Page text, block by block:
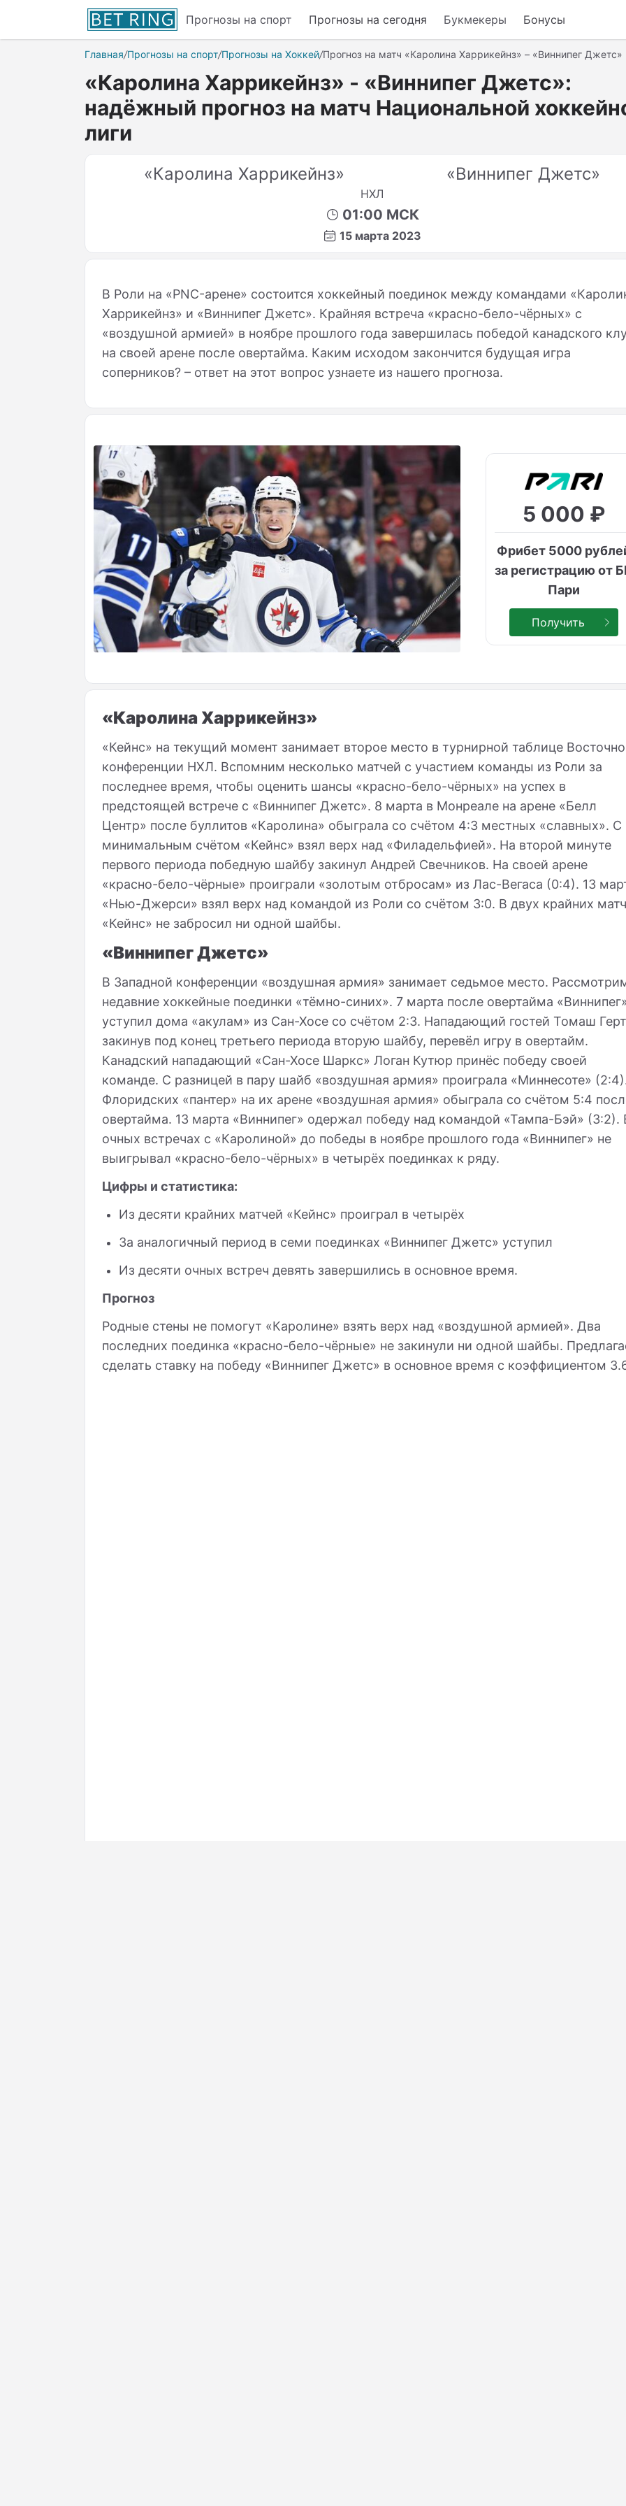
Прогнозы на спорт Прогнозы на сегодня Букмекеры Бонусы
Главная/Прогнозы на спорт/Прогнозы на Хоккей/Прогноз на матч «Каролина Харрикейнз» – «Виннипег Джетс»
«Каролина Харрикейнз» - «Виннипег Джетс»:
надёжный прогноз на матч Национальной
лиги
«Каролина Харрикейнз» «Виннипег Джетс»
НХЛ
01:00 МСК
15 марта 2023
В Роли на «PNC-арене» состоится хоккейный поединок между командами
Харрикейнз» и «Виннипег Джетс». Крайняя встреча «красно-бело-чёрных» с
«воздушной армией» в ноябре прошлого года завершилась победой канадского
на своей арене после овертайма. Каким исходом закончится будущая игра
соперников? – ответ на этот вопрос узнаете из нашего прогноза.
5 000 ₽
Фрибет 5000
за регистрацию от
Пари
Получить
«Каролина Харрикейнз»
«Кейнс» на текущий момент занимает второе место в турнирной таблице
конференции НХЛ. Вспомним несколько матчей с участием команды из Роли за
последнее время, чтобы оценить шансы «красно-бело-чёрных» на успех в
предстоящей встрече с «Виннипег Джетс». 8 марта в Монреале на арене «Белл
Центр» после буллитов «Каролина» обыграла со счётом 4:3 местных «славных». С
минимальным счётом «Кейнс» взял верх над «Филадельфией». На второй минуте
первого периода победную шайбу закинул Андрей Свечников. На своей арене
«красно-бело-чёрные» проиграли «золотым отбросам» из Лас-Вегаса (0:4). 13
«Нью-Джерси» взял верх над командой из Роли со счётом 3:0. В двух крайних
«Кейнс» не забросил ни одной шайбы.
«Виннипег Джетс»
В Западной конференции «воздушная армия» занимает седьмое место.
недавние хоккейные поединки «тёмно-синих». 7 марта после овертайма
уступил дома «акулам» из Сан-Хосе со счётом 2:3. Нападающий гостей Томаш
закинув под конец третьего периода вторую шайбу, перевёл игру в овертайм.
Канадский нападающий «Сан-Хосе Шаркс» Логан Кутюр принёс победу своей
команде. С разницей в пару шайб «воздушная армия» проиграла «Миннесоте»
Флоридских «пантер» на их арене «воздушная армия» обыграла со счётом 5:4
овертайма. 13 марта «Виннипег» одержал победу над командой «Тампа-Бэй» (3:2).
очных встречах с «Каролиной» до победы в ноябре прошлого года «Виннипег» не
выигрывал «красно-бело-чёрных» в четырёх поединках к ряду.
Цифры и статистика:
Из десяти крайних матчей «Кейнс» проиграл в четырёх
За аналогичный период в семи поединках «Виннипег Джетс» уступил
Из десяти очных встреч девять завершились в основное время.
Прогноз
Родные стены не помогут «Каролине» взять верх над «воздушной армией». Два
последних поединка «красно-бело-чёрные» не закинули ни одной шайбы.
сделать ставку на победу «Виннипег Джетс» в основное время с коэффициентом